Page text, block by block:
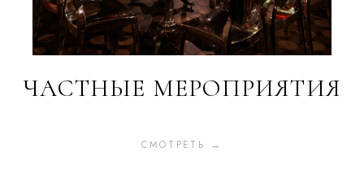
ЧАСТНЫЕ МЕРОПРИЯТИЯ
СМОТРЕТЬ →